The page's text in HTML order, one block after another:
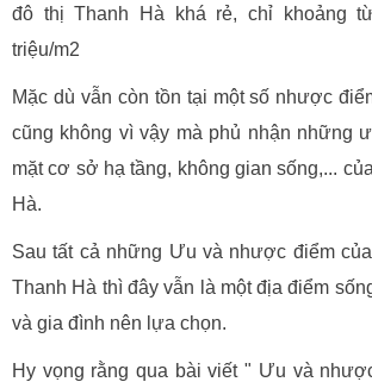
đô thị Thanh Hà khá rẻ, chỉ khoảng
triệu/m2
Mặc dù vẫn còn tồn tại một số nhược
cũng không vì vậy mà phủ nhận những
mặt cơ sở hạ tầng, không gian sống,...
Hà.
Sau tất cả những Ưu và nhược điểm
Thanh Hà thì đây vẫn là một địa điểm
và gia đình nên lựa chọn.
Hy vọng rằng qua bài viết " Ưu và